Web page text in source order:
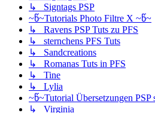
↳ Signtags PSP
~წ~Tutorials Photo Filtre X ~წ~
↳ Ravens PSP Tuts zu PFS
↳ sternchens PFS Tuts
↳ Sandcreations
↳ Romanas Tuts in PFS
↳ Tine
↳ Lylia
~წ~Tutorial Übersetzungen PSP
↳ Virginia